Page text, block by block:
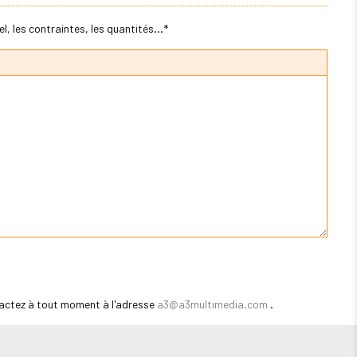
les contraintes, les quantités...*
à tout moment à l'adresse a3@a3multimedia.com .